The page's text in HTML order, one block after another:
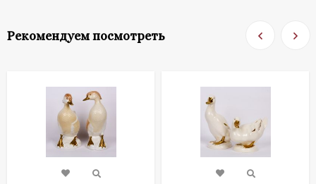
Рекомендуем посмотреть